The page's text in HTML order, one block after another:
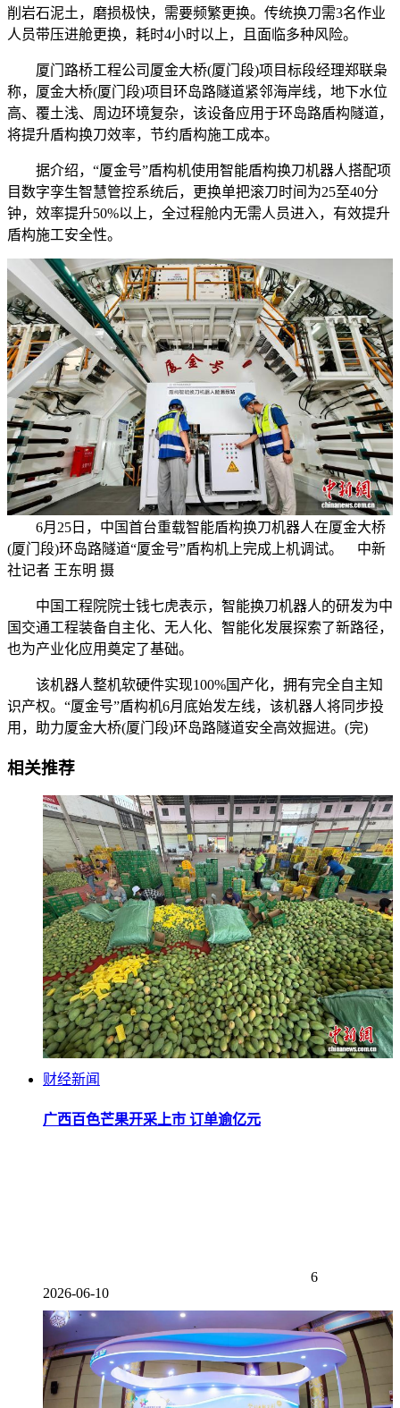
削岩石泥土，磨损极快，需要频繁更换。传统换刀需3名作业
人员带压进舱更换，耗时4小时以上，且面临多种风险。
厦门路桥工程公司厦金大桥(厦门段)项目标段经理郑联枭
称，厦金大桥(厦门段)项目环岛路隧道紧邻海岸线，地下水位
高、覆土浅、周边环境复杂，该设备应用于环岛路盾构隧道，
将提升盾构换刀效率，节约盾构施工成本。
据介绍，“厦金号”盾构机使用智能盾构换刀机器人搭配项
目数字孪生智慧管控系统后，更换单把滚刀时间为25至40分
钟，效率提升50%以上，全过程舱内无需人员进入，有效提升
盾构施工安全性。
6月25日，中国首台重载智能盾构换刀机器人在厦金大桥
(厦门段)环岛路隧道“厦金号”盾构机上完成上机调试。 中新
社记者 王东明 摄
中国工程院院士钱七虎表示，智能换刀机器人的研发为中
国交通工程装备自主化、无人化、智能化发展探索了新路径，
也为产业化应用奠定了基础。
该机器人整机软硬件实现100%国产化，拥有完全自主知
识产权。“厦金号”盾构机6月底始发左线，该机器人将同步投
用，助力厦金大桥(厦门段)环岛路隧道安全高效掘进。(完)
相关推荐
财经新闻
广西百色芒果开采上市 订单逾亿元
6
2026-06-10